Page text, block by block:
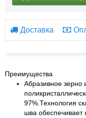
Доставка
Преимущества
Абразивное зерно
97%.Технология
шва